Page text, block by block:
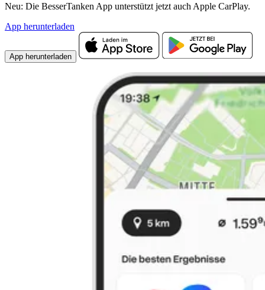
Neu: Die BesserTanken App unterstützt jetzt auch Apple CarPlay.
App herunterladen
App herunterladen